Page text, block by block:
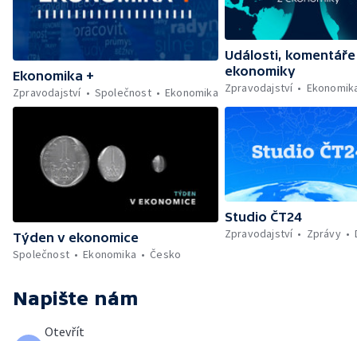
Ekonomika +
Zpravodajství
Společnost Ekonomika
Události, komentáře
ekonomiky
Zpravodajství
Týden v ekonomice
Společnost
Ekonomika Česko
Studio ČT24
Zpravodajství
Zprávy
Napište nám
Otevřít